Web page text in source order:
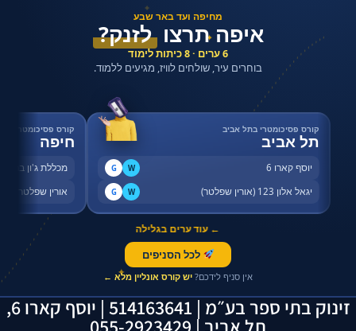
✦
✦
✦
מחיפה ועד באר שבע
איפה תרצולזנק?
6 ערים · 8 כיתות לימוד
בוחרים עיר, שולחים לוויז, מגיעים ללמוד.
קורס פסיכומטרי בתל אביב
תל אביב
יוסף קארו 6 W
G
יגאל אלון 123 (אורין שפלטר) W
G
קורס פסיכומטרי
חיפה
מכללת ג'ון
אורין שפלטר,
← עוד ערים בגלילה
לכל הסניפים
אין סניף לידכם? יש קורס אונליין מלא ←
זינוק בתי ספר בע״מ | 514163641 | יוסף קארו 6,